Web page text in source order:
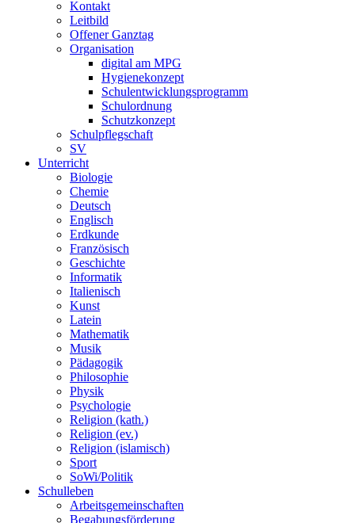
Kontakt
Leitbild
Offener Ganztag
Organisation
digital am MPG
Hygienekonzept
Schulentwicklungsprogramm
Schulordnung
Schutzkonzept
Schulpflegschaft
SV
Unterricht
Biologie
Chemie
Deutsch
Englisch
Erdkunde
Französisch
Geschichte
Informatik
Italienisch
Kunst
Latein
Mathematik
Musik
Pädagogik
Philosophie
Physik
Psychologie
Religion (kath.)
Religion (ev.)
Religion (islamisch)
Sport
SoWi/Politik
Schulleben
Arbeitsgemeinschaften
Begabungsförderung